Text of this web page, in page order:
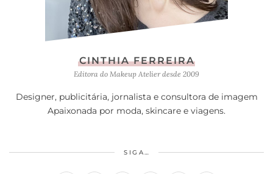
CINTHIA FERREIRA
Editora do Makeup Atelier desde 2009
Designer, publicitária, jornalista e consultora de imagem
Apaixonada por moda, skincare e viagens.
SIGA…